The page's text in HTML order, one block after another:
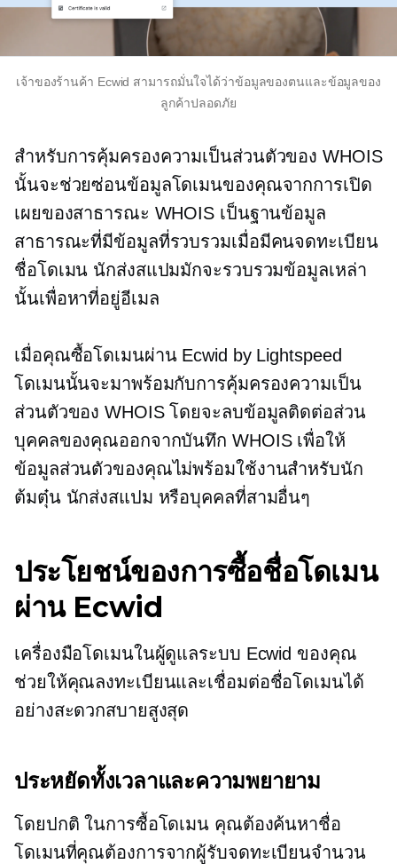
เจ้าของร้านค้า Ecwid สามารถมั่นใจได้ว่าข้อมูลของตนและข้อมูลของ
ลูกค้าปลอดภัย
สำหรับการคุ้มครองความเป็นส่วนตัวของ WHOIS
นั้นจะช่วยซ่อนข้อมูลโดเมนของคุณจากการเปิด
เผยของสาธารณะ WHOIS เป็นฐานข้อมูล
สาธารณะที่มีข้อมูลที่รวบรวมเมื่อมีคนจดทะเบียน
ชื่อโดเมน นักส่งสแปมมักจะรวบรวมข้อมูลเหล่า
นั้นเพื่อหาที่อยู่อีเมล
เมื่อคุณซื้อโดเมนผ่าน Ecwid by Lightspeed
โดเมนนั้นจะมาพร้อมกับการคุ้มครองความเป็น
ส่วนตัวของ WHOIS โดยจะลบข้อมูลติดต่อส่วน
บุคคลของคุณออกจากบันทึก WHOIS เพื่อให้
ข้อมูลส่วนตัวของคุณไม่พร้อมใช้งานสำหรับนัก
ต้มตุ๋น นักส่งสแปม หรือบุคคลที่สามอื่นๆ
ประโยชน์ของการซื้อชื่อโดเมน
ผ่าน Ecwid
เครื่องมือโดเมนในผู้ดูแลระบบ Ecwid ของคุณ
ช่วยให้คุณลงทะเบียนและเชื่อมต่อชื่อโดเมนได้
อย่างสะดวกสบายสูงสุด
ประหยัดทั้งเวลาและความพยายาม
โดยปกติ ในการซื้อโดเมน คุณต้องค้นหาชื่อ
โดเมนที่คุณต้องการจากผู้รับจดทะเบียนจำนวน